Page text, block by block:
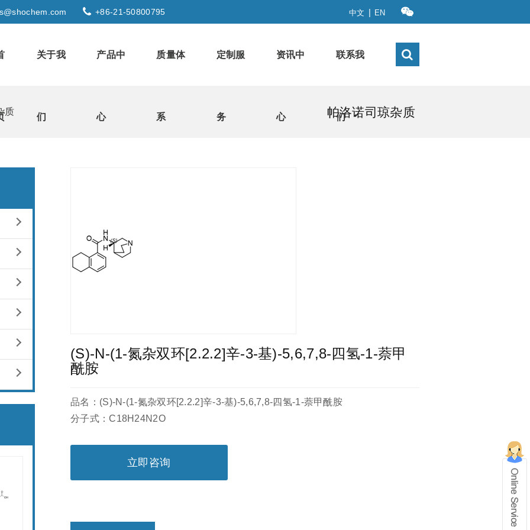
+86-21-50800795 中文 | EN
关于我
们
产品中
心
质量体
系
定制服
务
资讯中
心
联系我
们
质 帕洛诺司琼杂质
(S)-N-(1-氮杂双环[2.2.2]辛-3-基)-5,6,7,8-四氢-1-萘甲
酰胺
品名：(S)-N-(1-氮杂双环[2.2.2]辛-3-基)-5,6,7,8-四氢-1-萘甲酰胺
分子式：C18H24N2O
立即咨询